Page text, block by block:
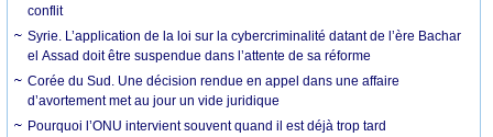
conflit
Syrie. L’application de la loi sur la cybercriminalité datant de l’ère Bachar
el Assad doit être suspendue dans l’attente de sa réforme
Corée du Sud. Une décision rendue en appel dans une affaire
d’avortement met au jour un vide juridique
Pourquoi l’ONU intervient souvent quand il est déjà trop tard